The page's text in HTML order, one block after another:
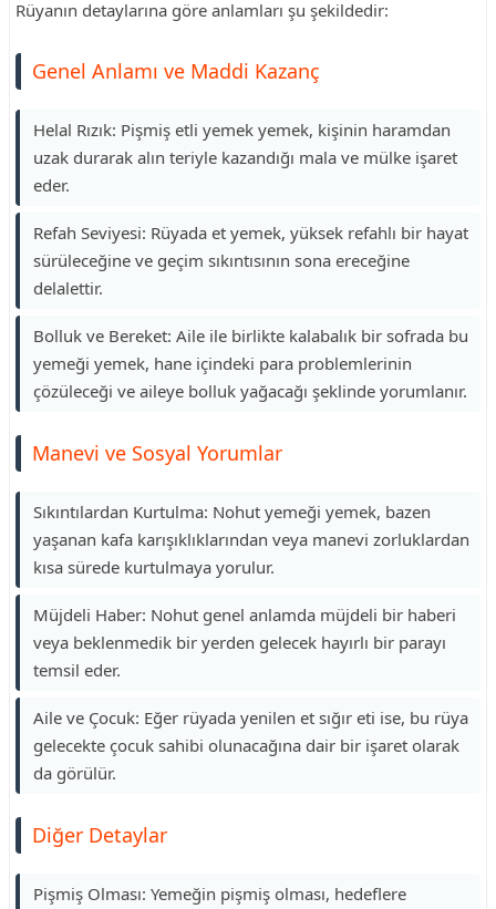
Rüyanın detaylarına göre anlamları şu şekildedir:
Genel Anlamı ve Maddi Kazanç
Helal Rızık: Pişmiş etli yemek yemek, kişinin haramdan
uzak durarak alın teriyle kazandığı mala ve mülke işaret
eder.
Refah Seviyesi: Rüyada et yemek, yüksek refahlı bir hayat
sürüleceğine ve geçim sıkıntısının sona ereceğine
delalettir.
Bolluk ve Bereket: Aile ile birlikte kalabalık bir sofrada bu
yemeği yemek, hane içindeki para problemlerinin
çözüleceği ve aileye bolluk yağacağı şeklinde yorumlanır.
Manevi ve Sosyal Yorumlar
Sıkıntılardan Kurtulma: Nohut yemeği yemek, bazen
yaşanan kafa karışıklıklarından veya manevi zorluklardan
kısa sürede kurtulmaya yorulur.
Müjdeli Haber: Nohut genel anlamda müjdeli bir haberi
veya beklenmedik bir yerden gelecek hayırlı bir parayı
temsil eder.
Aile ve Çocuk: Eğer rüyada yenilen et sığır eti ise, bu rüya
gelecekte çocuk sahibi olunacağına dair bir işaret olarak
da görülür.
Diğer Detaylar
Pişmiş Olması: Yemeğin pişmiş olması, hedeflere